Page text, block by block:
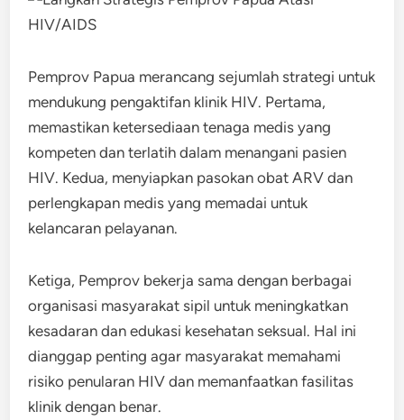
Pemprov Papua merancang sejumlah strategi untuk
mendukung pengaktifan klinik HIV. Pertama,
memastikan ketersediaan tenaga medis yang
kompeten dan terlatih dalam menangani pasien
HIV. Kedua, menyiapkan pasokan obat ARV dan
perlengkapan medis yang memadai untuk
kelancaran pelayanan.
Ketiga, Pemprov bekerja sama dengan berbagai
organisasi masyarakat sipil untuk meningkatkan
kesadaran dan edukasi kesehatan seksual. Hal ini
dianggap penting agar masyarakat memahami
risiko penularan HIV dan memanfaatkan fasilitas
klinik dengan benar.